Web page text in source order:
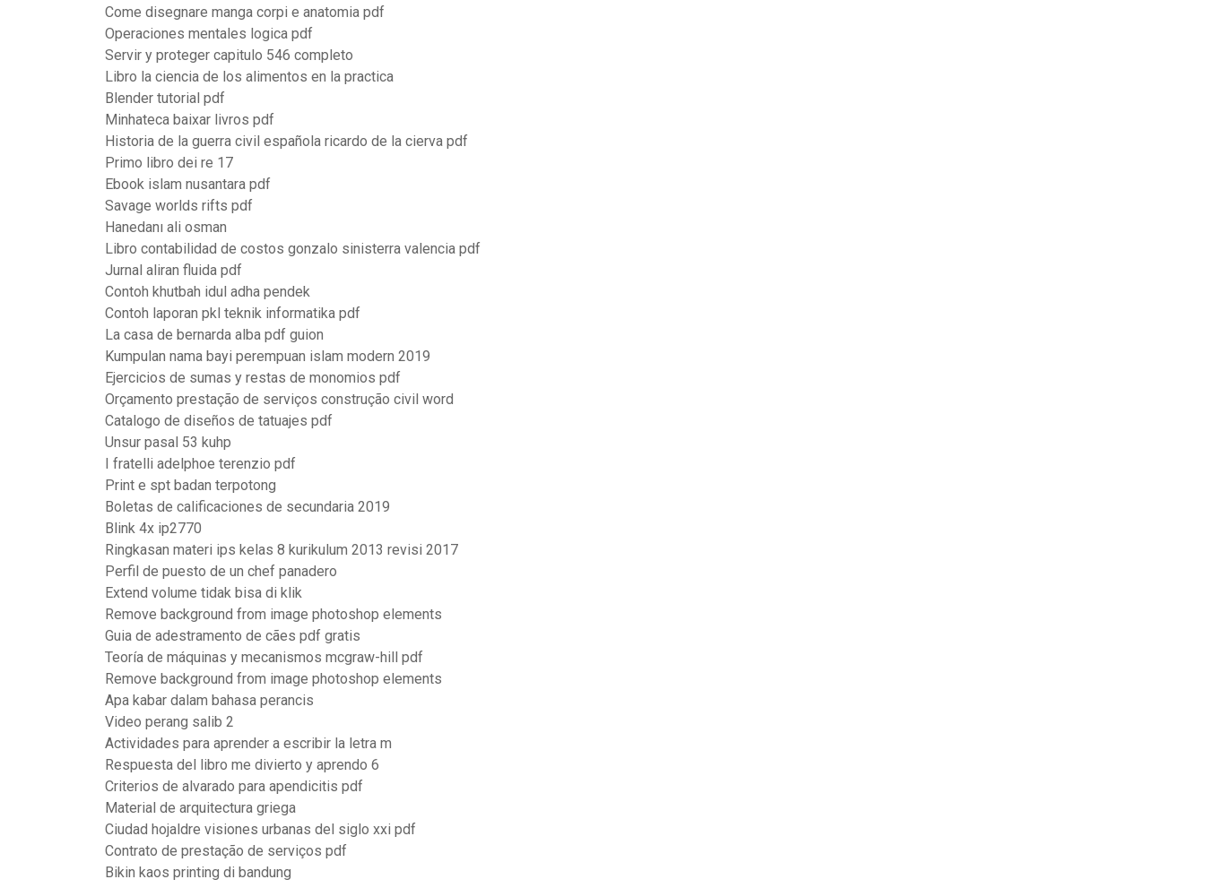
Come disegnare manga corpi e anatomia pdf
Operaciones mentales logica pdf
Servir y proteger capitulo 546 completo
Libro la ciencia de los alimentos en la practica
Blender tutorial pdf
Minhateca baixar livros pdf
Historia de la guerra civil española ricardo de la cierva pdf
Primo libro dei re 17
Ebook islam nusantara pdf
Savage worlds rifts pdf
Hanedanı ali osman
Libro contabilidad de costos gonzalo sinisterra valencia pdf
Jurnal aliran fluida pdf
Contoh khutbah idul adha pendek
Contoh laporan pkl teknik informatika pdf
La casa de bernarda alba pdf guion
Kumpulan nama bayi perempuan islam modern 2019
Ejercicios de sumas y restas de monomios pdf
Orçamento prestação de serviços construção civil word
Catalogo de diseños de tatuajes pdf
Unsur pasal 53 kuhp
I fratelli adelphoe terenzio pdf
Print e spt badan terpotong
Boletas de calificaciones de secundaria 2019
Blink 4x ip2770
Ringkasan materi ips kelas 8 kurikulum 2013 revisi 2017
Perfil de puesto de un chef panadero
Extend volume tidak bisa di klik
Remove background from image photoshop elements
Guia de adestramento de cães pdf gratis
Teoría de máquinas y mecanismos mcgraw-hill pdf
Remove background from image photoshop elements
Apa kabar dalam bahasa perancis
Video perang salib 2
Actividades para aprender a escribir la letra m
Respuesta del libro me divierto y aprendo 6
Criterios de alvarado para apendicitis pdf
Material de arquitectura griega
Ciudad hojaldre visiones urbanas del siglo xxi pdf
Contrato de prestação de serviços pdf
Bikin kaos printing di bandung